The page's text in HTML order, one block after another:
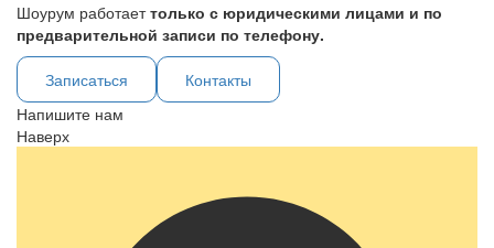
Шоурум работаеттолько с юридическими лицами и по
предварительной записи по телефону.
Записаться
Контакты
Напишите нам
Наверх